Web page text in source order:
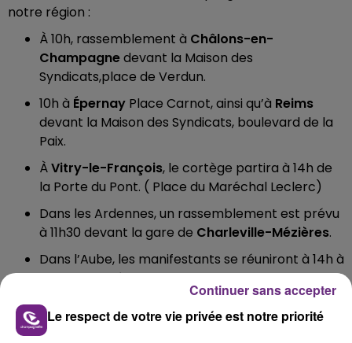
notre région :
À 10h, rassemblement à Châlons-en-
Champagnedevant la Maison des
Syndicats,place de Verdun.
10h à Épernay Place Carnot, ainsi qu’à Reims
devant la Maison des Syndicats, boulevard de la
Paix.
ÀVitry-le-François, le cortège partira à 14h de
la Porte du Pont. ( Place du Maréchal Leclerc)
Dans les Ardennes, un rassemblement est prévu
à 11h30 devant la gare de Charleville-Mézières.
Dans l’Aube, les manifestants se réuniront à 14h à
Troyes, au départ du boulevard du 1er RAM.
A Château-Thierry, un rassemblement est prévu
de9h à 17h à Château-Thierrydevant l'hôpital.
Le respect de votre vie privée est notre priorité
Continuer sans accepter